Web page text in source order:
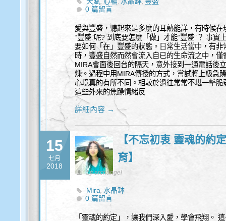
, , ,
0 篇留言
愛與豐盛，聽起來是多麼的耳熟能詳，有時候
“豐盛”呢? 到底要怎麼「做」才能“豐盛”？ 事
要如何「在」豐盛的狀態。日常生活當中，有
時，豐盛自然而然會流入自已的生命流之中，
MIRA會面後回台的隔天，意外接到一通電話後
煉。過程中用MIRA傳授的方式，嘗試將上級急
心境真的有所不同。相較於過往常常不堪一擊
這些外來的焦躁情緒反
詳細內容 →
15
七月
2018
【不忘初衷 靈魂的約
育】
by archangel
Mira,水晶缽
0 篇留言
「靈魂的約定」，讓我們深入愛，學會飛翔。